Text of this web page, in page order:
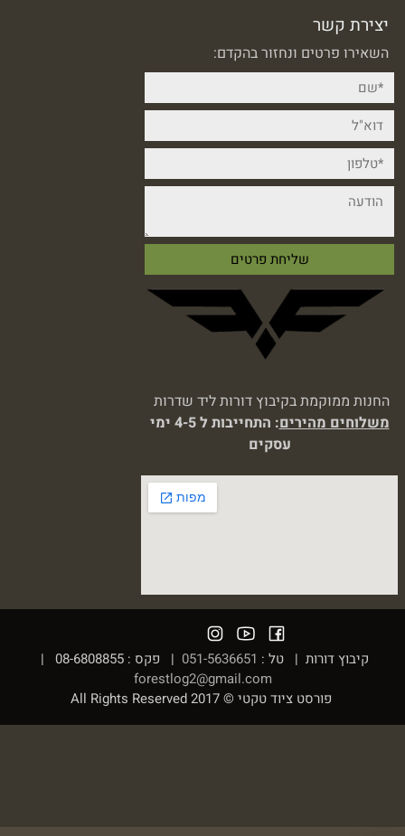
יצירת קשר
השאירו פרטים ונחזור בהקדם:
החנות ממוקמת בקיבוץ דורות ליד שדרות
משלוחים מהירים
: התחייבות ל 4-5 ימי
עסקים
קיבוץ דורות | טל : 051-5636651 | פקס : 08-6808855 |
forestlog2@gmail.com
פורסט ציוד טקטי © 2017 All Rights Reserved